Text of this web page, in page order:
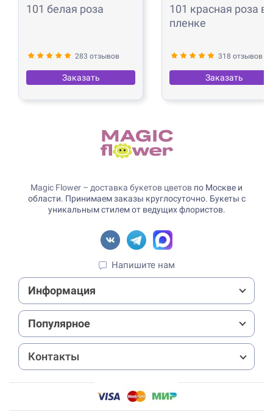
101 белая роза
283 отзывов
Заказать
101 красная роза в
пленке
318 отзывов
Заказать
Magic Flower – доставка букетов цветов по Москве и
области. Принимаем заказы круглосуточно. Букеты с
уникальным стилем от ведущих флористов.
Напишите нам
Информация
Популярное
Контакты